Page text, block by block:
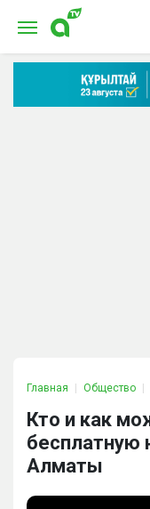
Главная Общество
Кто и как
Алматы